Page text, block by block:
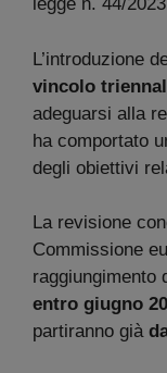
L’introduzione
vincolo
adeguarsi alla
ha comportato
degli obiettivi
La revisione
Commissione
raggiungimento
entro giugno
partiranno già